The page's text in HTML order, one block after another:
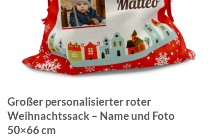
Großer personalisierter roter
Weihnachtssack – Name und Foto
50×66 cm